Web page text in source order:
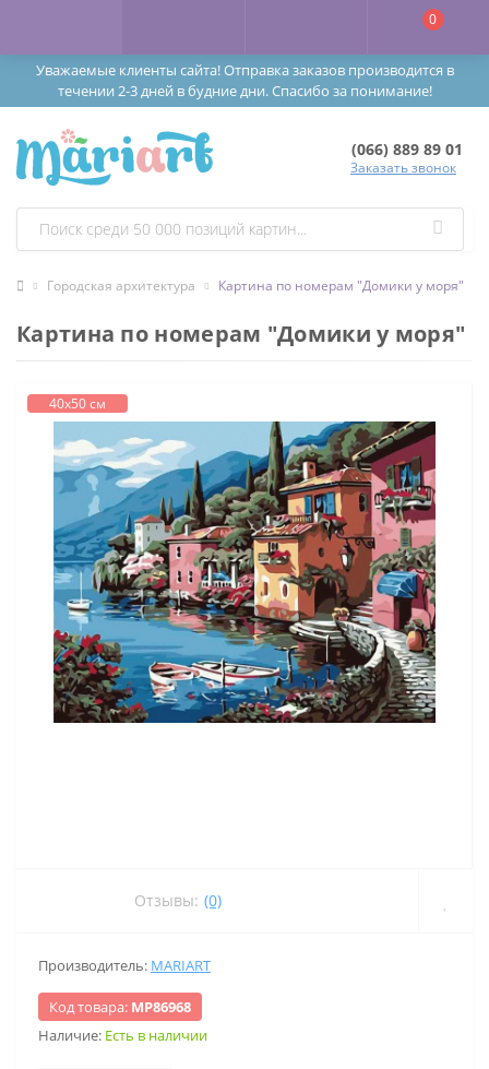
Уважаемые клиенты сайта! Отправка заказов производится в
течении 2-3 дней в будние дни. Спасибо за понимание!
0
(066) 889 89 01
Заказать звонок
Городская архитектура Картина по номерам "Домики у моря"
Картина по номерам "Домики у моря"
40х50 см
Отзывы: (0)
Производитель: MARIART
Код товара: МР86968
Наличие: Есть в наличии